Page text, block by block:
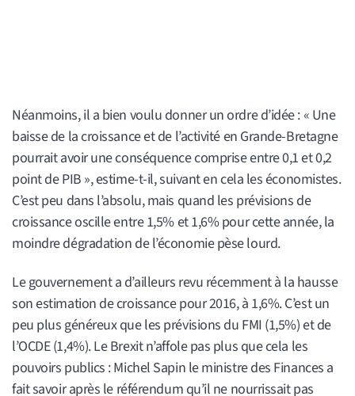
Néanmoins, il a bien voulu donner un ordre d’idée : « Une
baisse de la croissance et de l’activité en Grande-Bretagne
pourrait avoir une conséquence comprise entre 0,1 et 0,2
point de PIB », estime-t-il, suivant en cela les économistes.
C’est peu dans l’absolu, mais quand les prévisions de
croissance oscille entre 1,5% et 1,6% pour cette année, la
moindre dégradation de l’économie pèse lourd.
Le gouvernement a d’ailleurs revu récemment à la hausse
son estimation de croissance pour 2016, à 1,6%. C’est un
peu plus généreux que les prévisions du FMI (1,5%) et de
l’OCDE (1,4%). Le Brexit n’affole pas plus que cela les
pouvoirs publics : Michel Sapin le ministre des Finances a
fait savoir après le référendum qu’il ne nourrissait pas